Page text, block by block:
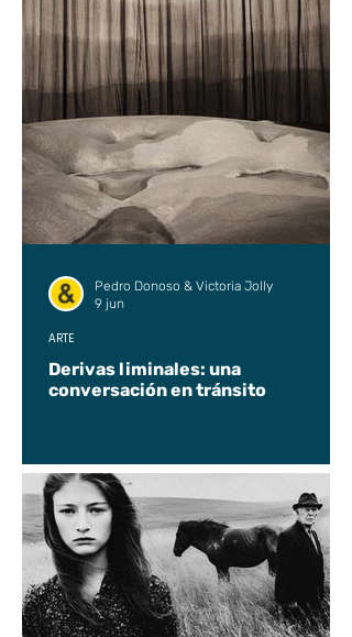
Derivas liminales: una
conversación en tránsito
ARTE
Pedro Donoso & Victoria Jolly
9 jun